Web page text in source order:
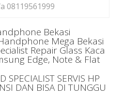
08119561999
Bekasi
Mega Bekasi
Repair Glass Kaca
Edge, Note & Flat
SPECIALIST SERVIS HP
DAN BISA DI TUNGGU